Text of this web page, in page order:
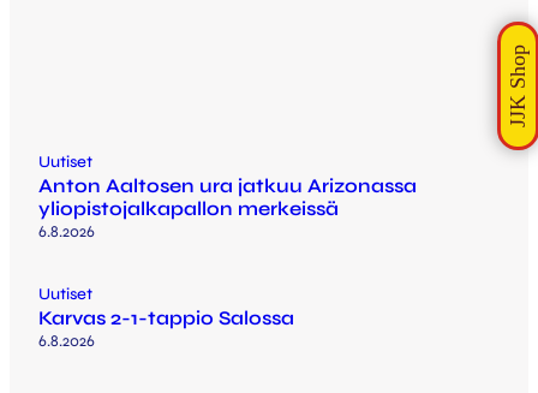
Uutiset
Anton Aaltosen ura jatkuu Arizonassa
yliopistojalkapallon merkeissä
6.8.2026
Uutiset
Karvas 2-1-tappio Salossa
6.8.2026